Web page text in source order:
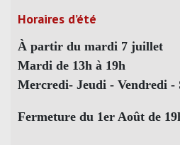
Horaires d’été
À partir du mardi 7 juillet
Mardi de 13h à 19h
Mercredi- Jeudi - Vendredi -
Fermeture du 1er Août de